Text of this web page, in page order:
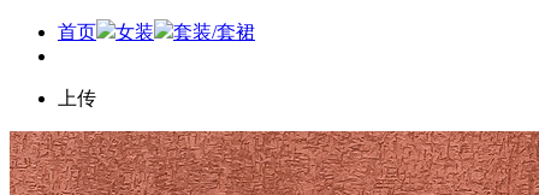
首页 女装 套装/套裙
上传